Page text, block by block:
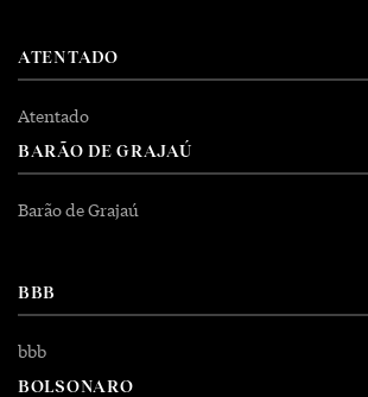
ATENTADO
Atentado
BARÃO DE GRAJAÚ
Barão de Grajaú
BBB
bbb
BOLSONARO